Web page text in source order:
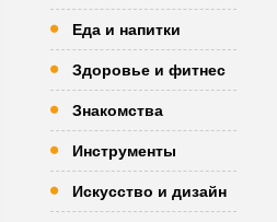
Еда и напитки
Здоровье и фитнес
Знакомства
Инструменты
Искусство и дизайн